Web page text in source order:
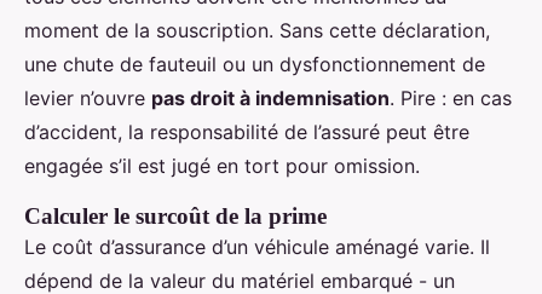
moment de la souscription. Sans cette déclaration,
une chute de fauteuil ou un dysfonctionnement de
levier n’ouvre pas droit à indemnisation. Pire : en cas
d’accident, la responsabilité de l’assuré peut être
engagée s’il est jugé en tort pour omission.
Calculer le surcoût de la prime
Le coût d’assurance d’un véhicule aménagé varie. Il
dépend de la valeur du matériel embarqué - un